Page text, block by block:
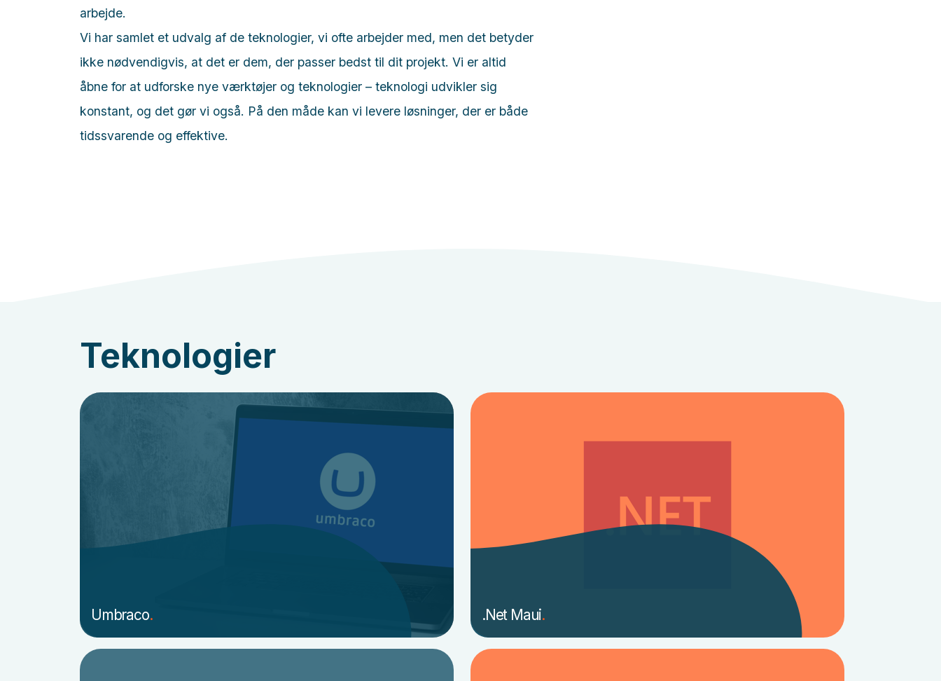
arbejde.
Vi har samlet et udvalg af de teknologier, vi ofte arbejder med, men det betyder
ikke nødvendigvis, at det er dem, der passer bedst til dit projekt. Vi er altid
åbne for at udforske nye værktøjer og teknologier – teknologi udvikler sig
konstant, og det gør vi også. På den måde kan vi levere løsninger, der er både
tidssvarende og effektive.
Teknologier
Umbraco. .Net Maui.